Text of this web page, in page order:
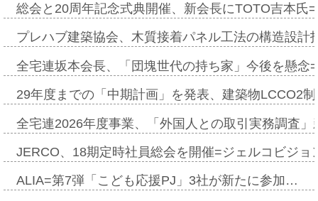
総会と20周年記念式典開催、新会長にTOTO吉本氏
プレハブ建築協会、木質接着パネル工法の構造設
全宅連坂本会長、「団塊世代の持ち家」今後を懸
29年度までの「中期計画」を発表、建築物LCCO2
全宅連2026年度事業、「外国人との取引実務調査
JERCO、18期定時社員総会を開催=ジェルコビジ
ALIA=第7弾「こども応援PJ」3社が新たに参加…